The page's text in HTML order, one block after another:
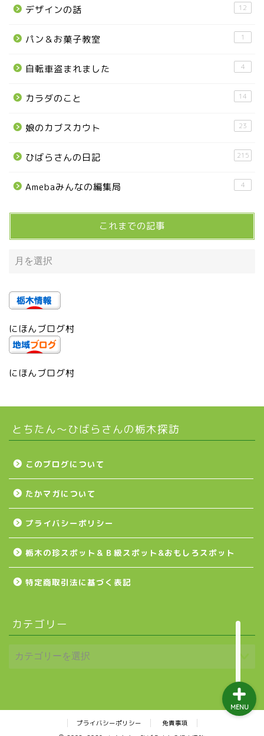
デザインの話 12
パン＆お菓子教室 1
自転車盗まれました 4
カラダのこと 14
娘のカブスカウト 23
ひばらさんの日記 215
Amebaみんなの編集局 4
これまでの記事
にほんブログ村
にほんブログ村
とちたん〜ひばらさんの栃木探訪
このブログについて
たかマガについて
プライバシーポリシー
栃木の珍スポット＆Ｂ級スポット&おもしろスポット
特定商取引法に基づく表記
カテゴリー
プライバシーポリシー
免責事項
MENU
宇都宮の震災後の様子